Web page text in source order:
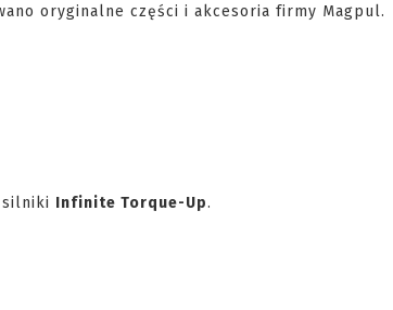
oryginalne części i akcesoria firmy Magpul.
silniki Infinite Torque-Up.